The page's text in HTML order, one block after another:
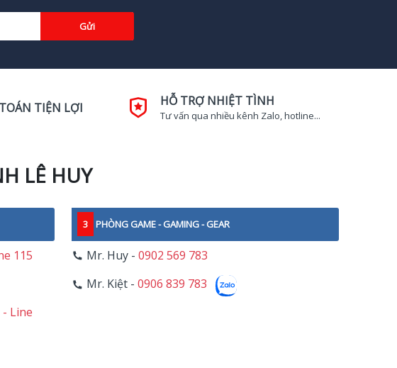
Gửi
TIỆN LỢI HỖ TRỢ NHIỆT TÌNH
Tư vấn qua nhiều kênh Zalo, hotline...
LÊ HUY
115
- Line
3 PHÒNG GAME - GAMING - GEAR
Mr. Huy - 0902 569 783
Mr. Kiệt - 0906 839 783